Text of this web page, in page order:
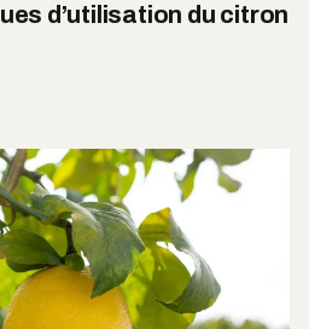
d’utilisation du citron